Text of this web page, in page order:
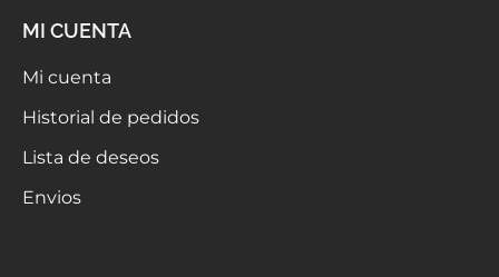
MI CUENTA
Mi cuenta
Historial de pedidos
Lista de deseos
Envios